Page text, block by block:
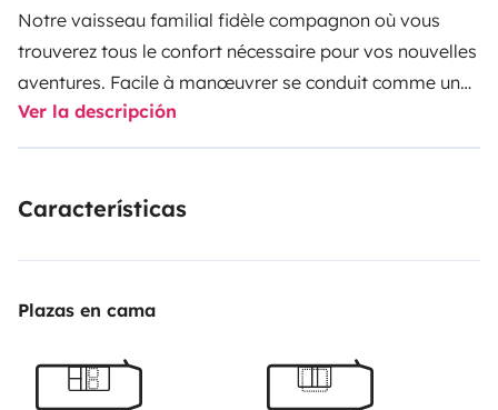
Notre vaisseau familial fidèle compagnon où vous
trouverez tous le confort nécessaire pour vos nouvelles
aventures. Facile à manœuvrer se conduit comme une
berline. L’utilisation pour bien évoluer dans la célule est
également très simple.
Ver la descripción
Características
Plazas en cama